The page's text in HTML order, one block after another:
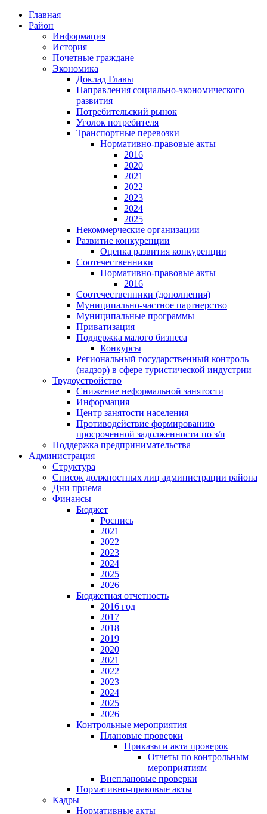
Главная
Район
Информация
История
Почетные граждане
Экономика
Доклад Главы
Направления социально-экономического
развития
Потребительский рынок
Уголок потребителя
Транспортные перевозки
Нормативно-правовые акты
2016
2020
2021
2022
2023
2024
2025
Некоммерческие организации
Развитие конкуренции
Оценка развития конкуренции
Соотечественники
Нормативно-правовые акты
2016
Соотечественники (дополнения)
Муниципально-частное партнерство
Муниципальные программы
Приватизация
Поддержка малого бизнеса
Конкурсы
Региональный государственный контроль
(надзор) в сфере туристической индустрии
Трудоустройство
Снижение неформальной занятости
Информация
Центр занятости населения
Противодействие формированию
просроченной задолженности по з/п
Поддержка предпринимательства
Администрация
Структура
Список должностных лиц администрации района
Дни приема
Финансы
Бюджет
Роспись
2021
2022
2023
2024
2025
2026
Бюджетная отчетность
2016 год
2017
2018
2019
2020
2021
2022
2023
2024
2025
2026
Контрольные мероприятия
Плановые проверки
Приказы и акта проверок
Отчеты по контрольным
мероприятиям
Внеплановые проверки
Нормативно-правовые акты
Кадры
Нормативные акты